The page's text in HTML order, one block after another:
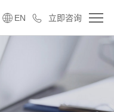
立即咨询
EN